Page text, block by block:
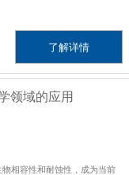
了解详情
相容性和耐蚀性，成为当前